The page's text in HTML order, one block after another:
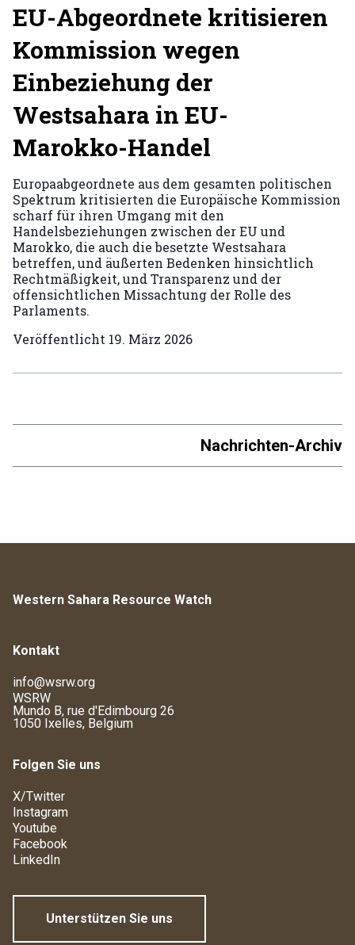
EU-Abgeordnete kritisieren
Kommission wegen
Einbeziehung der
Westsahara in EU-
Marokko-Handel
Europaabgeordnete aus dem gesamten politischen
Spektrum kritisierten die Europäische Kommission
scharf für ihren Umgang mit den
Handelsbeziehungen zwischen der EU und
Marokko, die auch die besetzte Westsahara
betreffen, und äußerten Bedenken hinsichtlich
Rechtmäßigkeit, und Transparenz und der
offensichtlichen Missachtung der Rolle des
Parlaments.
Veröffentlicht 19. März 2026
Nachrichten-Archiv
Western Sahara Resource Watch
Kontakt
info@wsrw.org
WSRW
Mundo B, rue d'Edimbourg 26
1050 Ixelles, Belgium
Folgen Sie uns
X/Twitter
Instagram
Youtube
Facebook
LinkedIn
Unterstützen Sie uns